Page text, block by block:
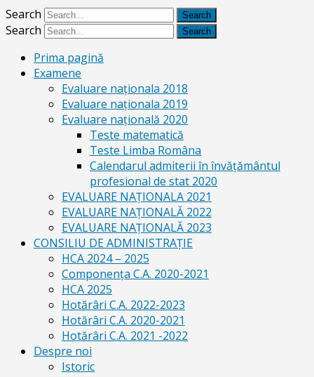
Search
Search
Prima pagină
Examene
Evaluare naționala 2018
Evaluare naționala 2019
Evaluare națională 2020
Teste matematică
Teste Limba Româna
Calendarul admiterii în învăţământul
profesional de stat 2020
EVALUARE NAȚIONALA 2021
EVALUARE NAŢIONALĂ 2022
EVALUARE NAŢIONALĂ 2023
CONSILIU DE ADMINISTRAȚIE
HCA 2024 – 2025
Componența C.A. 2020-2021
HCA 2025
Hotărâri C.A. 2022-2023
Hotărâri C.A. 2020-2021
Hotărâri C.A. 2021 -2022
Despre noi
Istoric